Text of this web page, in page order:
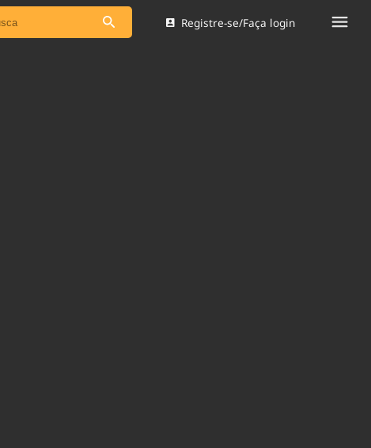
as notícias
Tecnologia
Registre-se/Faça login